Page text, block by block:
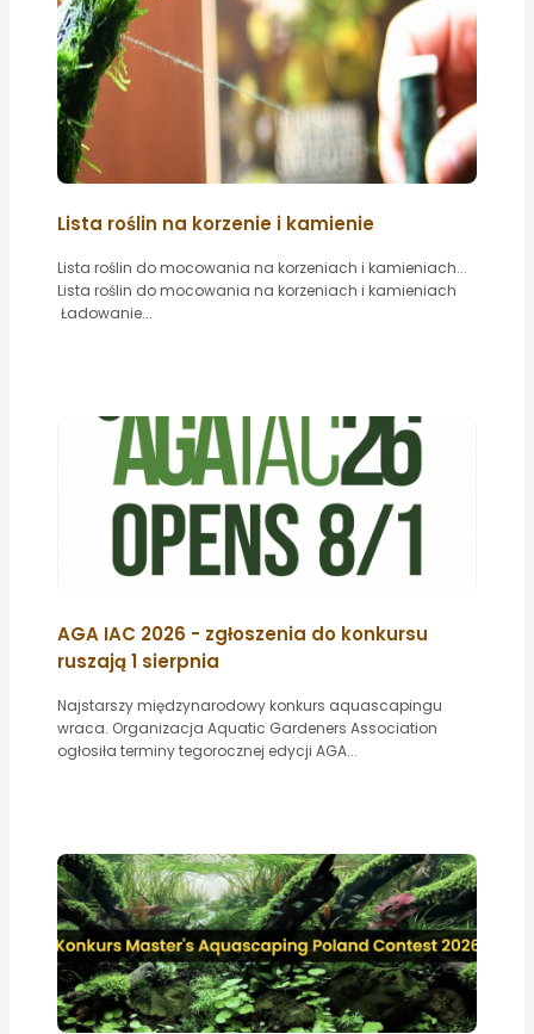
Lista roślin na korzenie i kamienie
Lista roślin do mocowania na korzeniach i kamieniach...
Lista roślin do mocowania na korzeniach i kamieniach
Ładowanie...
AGA IAC 2026 - zgłoszenia do konkursu
ruszają 1 sierpnia
Najstarszy międzynarodowy konkurs aquascapingu
wraca. Organizacja Aquatic Gardeners Association
ogłosiła terminy tegorocznej edycji AGA...